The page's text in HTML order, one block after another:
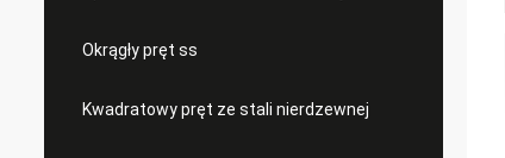
Okrągły pręt ss
Kwadratowy pręt ze stali nierdzewnej